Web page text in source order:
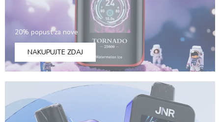
20% popust za nove
NAKUPUJTE ZDAJ